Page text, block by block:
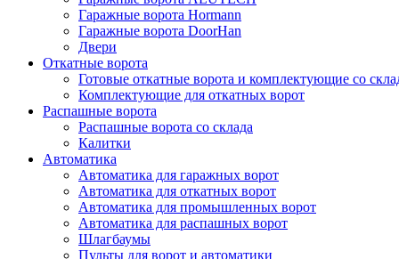
Гаражные ворота Hormann
Гаражные ворота DoorHan
Двери
Откатные ворота
Готовые откатные ворота и комплектующие со
Комплектующие для откатных ворот
Распашные ворота
Распашные ворота со склада
Калитки
Автоматика
Автоматика для гаражных ворот
Автоматика для откатных ворот
Автоматика для промышленных ворот
Автоматика для распашных ворот
Шлагбаумы
Пульты для ворот и автоматики